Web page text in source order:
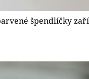
špendlíčky